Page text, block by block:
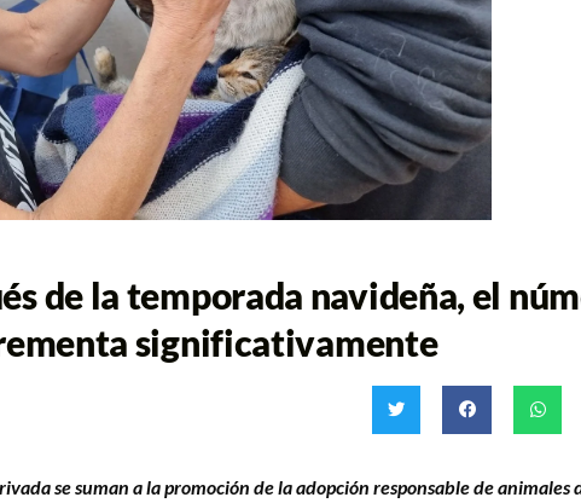
de la temporada navideña, el
significativamente
se suman a la promoción de la adopción responsable de animales